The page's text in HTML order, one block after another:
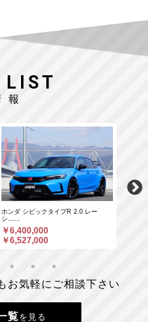
LIST
報
ホンダ シビックタイプR 2.0 レー
シ……
￥6,400,000
￥6,527,000
お気軽にご相談下さい
覧を見る